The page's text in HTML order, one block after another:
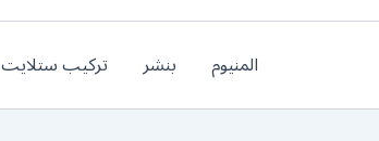
المنيوم بنشر تركيب ستلايت